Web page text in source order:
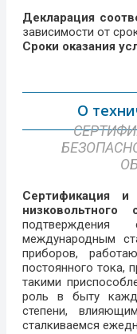
Декларация
зависимости от
Сроки оказания
О
Сертификация и
низковольтного
подтверждения
международным
приборов,
постоянного тока,
такими
роль в быту
степени,
сталкиваемся